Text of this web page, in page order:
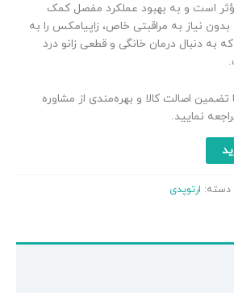
است و به بهبود عملکرد مفصل کمک
نیاز به مراقبتی خاص، زاپیامکس را به
که به دنبال درمان خانگی و قطعی زانو درد
اصالت کالا و بهره‌مندی از مشاوره
نمایید.
دسته:ارتوپدی